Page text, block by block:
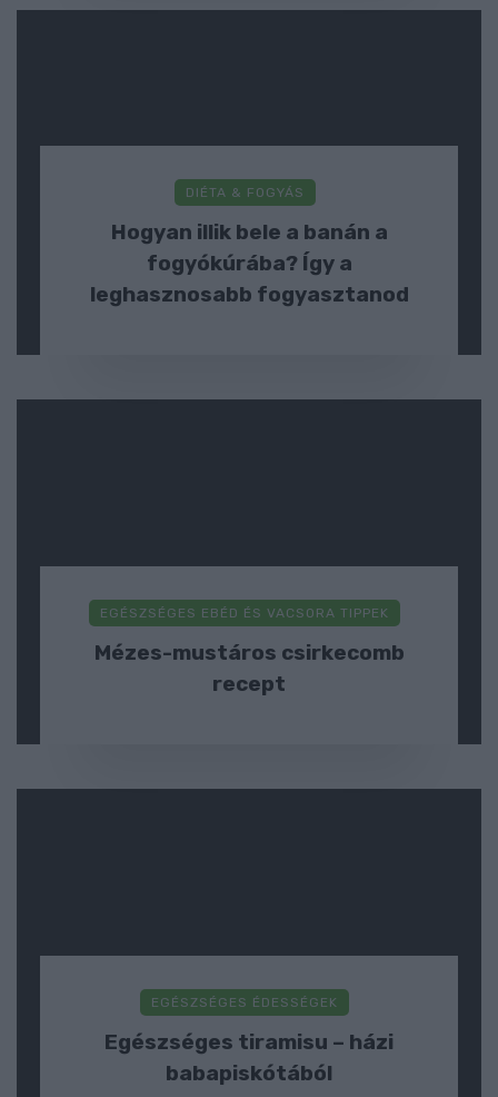
DIÉTA & FOGYÁS
Hogyan illik bele a banán a
fogyókúrába? Így a
leghasznosabb fogyasztanod
EGÉSZSÉGES EBÉD ÉS VACSORA TIPPEK
Mézes-mustáros csirkecomb
recept
EGÉSZSÉGES ÉDESSÉGEK
Egészséges tiramisu – házi
babapiskótából